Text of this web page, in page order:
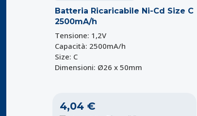
Batteria Ricaricabile Ni-Cd Size C
2500mA/h
Tensione: 1,2V
Capacità: 2500mA/h
Size: C
Dimensioni: Ø26 x 50mm
4,04 €